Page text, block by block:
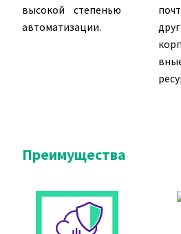
высокой степенью
автоматизации.
Преимущества